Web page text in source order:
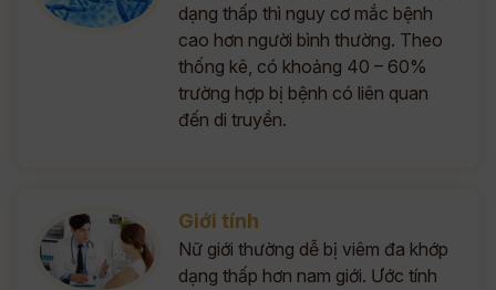
dạng thấp thì nguy cơ mắc bệnh
cao hơn người bình thường. Theo
thống kê, có khoảng 40 – 60%
trường hợp bị bệnh có liên quan
đến di truyền.
Giới tính
Nữ giới thường dễ bị viêm đa khớp
dạng thấp hơn nam giới. Ước tính